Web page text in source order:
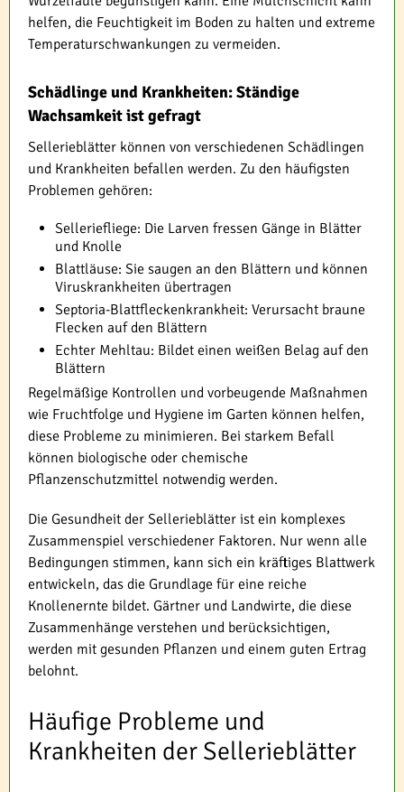
helfen, die Feuchtigkeit im Boden zu halten und extreme
Temperaturschwankungen zu vermeiden.
Schädlinge und Krankheiten: Ständige
Wachsamkeit ist gefragt
Sellerieblätter können von verschiedenen Schädlingen
und Krankheiten befallen werden. Zu den häufigsten
Problemen gehören:
Selleriefliege: Die Larven fressen Gänge in Blätter
und Knolle
Blattläuse: Sie saugen an den Blättern und können
Viruskrankheiten übertragen
Septoria-Blattfleckenkrankheit: Verursacht braune
Flecken auf den Blättern
Echter Mehltau: Bildet einen weißen Belag auf den
Blättern
Regelmäßige Kontrollen und vorbeugende Maßnahmen
wie Fruchtfolge und Hygiene im Garten können helfen,
diese Probleme zu minimieren. Bei starkem Befall
können biologische oder chemische
Pflanzenschutzmittel notwendig werden.
Die Gesundheit der Sellerieblätter ist ein komplexes
Zusammenspiel verschiedener Faktoren. Nur wenn alle
Bedingungen stimmen, kann sich ein kräftiges Blattwerk
entwickeln, das die Grundlage für eine reiche
Knollenernte bildet. Gärtner und Landwirte, die diese
Zusammenhänge verstehen und berücksichtigen,
werden mit gesunden Pflanzen und einem guten Ertrag
belohnt.
Häufige Probleme und
Krankheiten der Sellerieblätter